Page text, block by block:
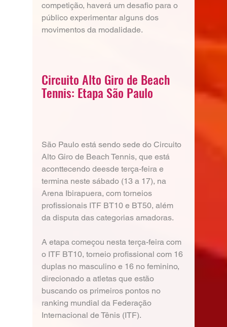
competição, haverá um desafio para o
público experimentar alguns dos
movimentos da modalidade.
Circuito Alto Giro de Beach
Tennis: Etapa São Paulo
São Paulo está sendo sede do Circuito
Alto Giro de Beach Tennis, que está
aconttecendo deesde terça-feira e
termina neste sábado (13 a 17), na
Arena Ibirapuera, com torneios
profissionais ITF BT10 e BT50, além
da disputa das categorias amadoras.
A etapa começou nesta terça-feira com
o ITF BT10, torneio profissional com 16
duplas no masculino e 16 no feminino,
direcionado a atletas que estão
buscando os primeiros pontos no
ranking mundial da Federação
Internacional de Tênis (ITF).